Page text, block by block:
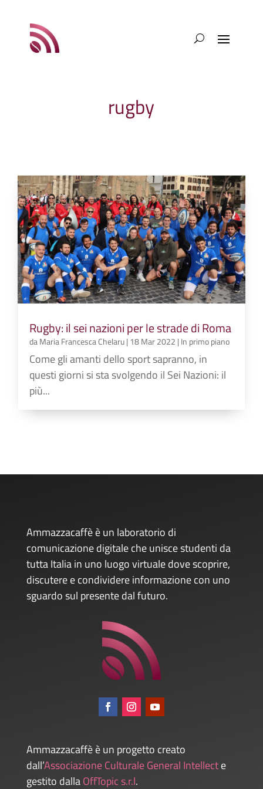
rugby
Rugby: il sei nazioni per le strade di Roma
daMaria Francesca Chelaru| 18 Mar 2022 | In primo piano
Come gli amanti dello sport sapranno, in
questi giorni si sta svolgendo il Sei Nazioni: il
più...
Ammazzacaffè è un laboratorio di
comunicazione digitale che unisce studenti da
tutta Italia in uno luogo virtuale dove scoprire,
discutere e condividere informazione con uno
sguardo sul presente dal futuro.
Ammazzacaffè è un progetto creato
dall’Associazione Culturale General Intellecte
gestito dallaOffTopic s.r.l.